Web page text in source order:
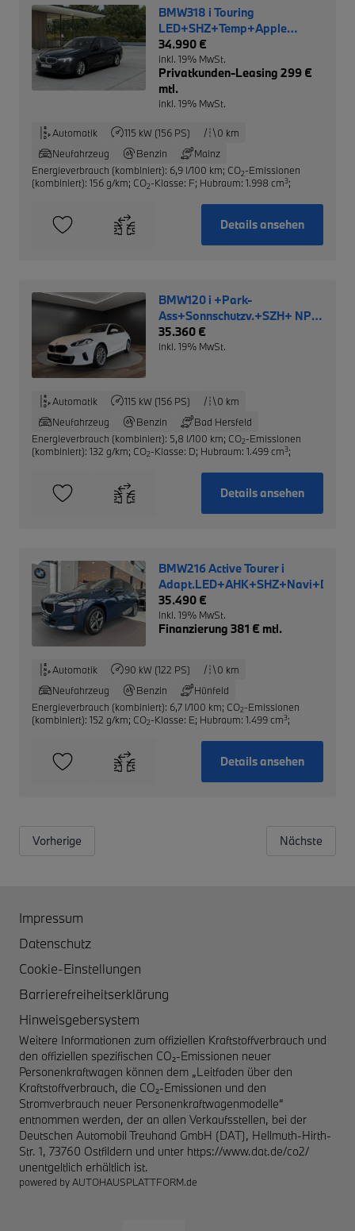
BMW318 i Touring
LED+SHZ+Temp+Apple
CarPlay+DAB
34.990 €
inkl. 19% MwSt.
Privatkunden-Leasing 299 €
mtl.
inkl. 19% MwSt.
Automatik 115 kW (156 PS)
0 km
Neufahrzeug
Benzin
Mainz
Energieverbrauch (kombiniert): 6,9 l/100 km; CO2-Emissionen
(kombiniert): 156 g/km; CO2-Klasse: F; Hubraum: 1.998 cm3;
Details ansehen
BMW120 i +Park-
Ass+Sonnschutzv.+SZH+ NP:
40.220,- €
35.360 €
inkl. 19% MwSt.
Automatik 115 kW (156 PS)
0 km
Neufahrzeug
Benzin
Bad Hersfeld
Energieverbrauch (kombiniert): 5,8 l/100 km; CO2-Emissionen
(kombiniert): 132 g/km; CO2-Klasse: D; Hubraum: 1.499 cm3;
Details ansehen
BMW216 Active Tourer i
Adapt.LED+AHK+SHZ+Navi+DAB
35.490 €
inkl. 19% MwSt.
Finanzierung 381 € mtl.
Automatik 90 kW (122 PS)
0 km
Neufahrzeug
Benzin
Hünfeld
Energieverbrauch (kombiniert): 6,7 l/100 km; CO2-Emissionen
(kombiniert): 152 g/km; CO2-Klasse: E; Hubraum: 1.499 cm3;
Details ansehen
Vorherige Nächste
Impressum
Datenschutz
Cookie-Einstellungen
Barrierefreiheitserklärung
Hinweisgebersystem
Weitere Informationen zum offiziellen Kraftstoffverbrauch und
den offiziellen spezifischen CO₂-Emissionen neuer
Personenkraftwagen können dem „Leitfaden über den
Kraftstoffverbrauch, die CO₂-Emissionen und den
Stromverbrauch neuer Personenkraftwagenmodelle“
entnommen werden, der an allen Verkaufsstellen, bei der
Deutschen Automobil Treuhand GmbH (DAT), Hellmuth-Hirth-
Str. 1, 73760 Ostfildern und unter https://www.dat.de/co2/
unentgeltlich erhältlich ist.
powered byAUTOHAUSPLATTFORM.de